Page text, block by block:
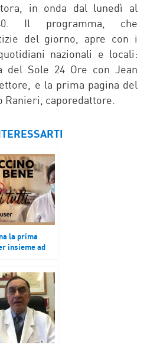
in onda dal lunedì al
Il programma, che
del giorno, apre con i
nazionali e locali:
del Sole 24 Ore con Jean
e la prima pagina del
Ranieri, caporedattore.
la prima
insieme ad
per il bene
Per il
di tutti”